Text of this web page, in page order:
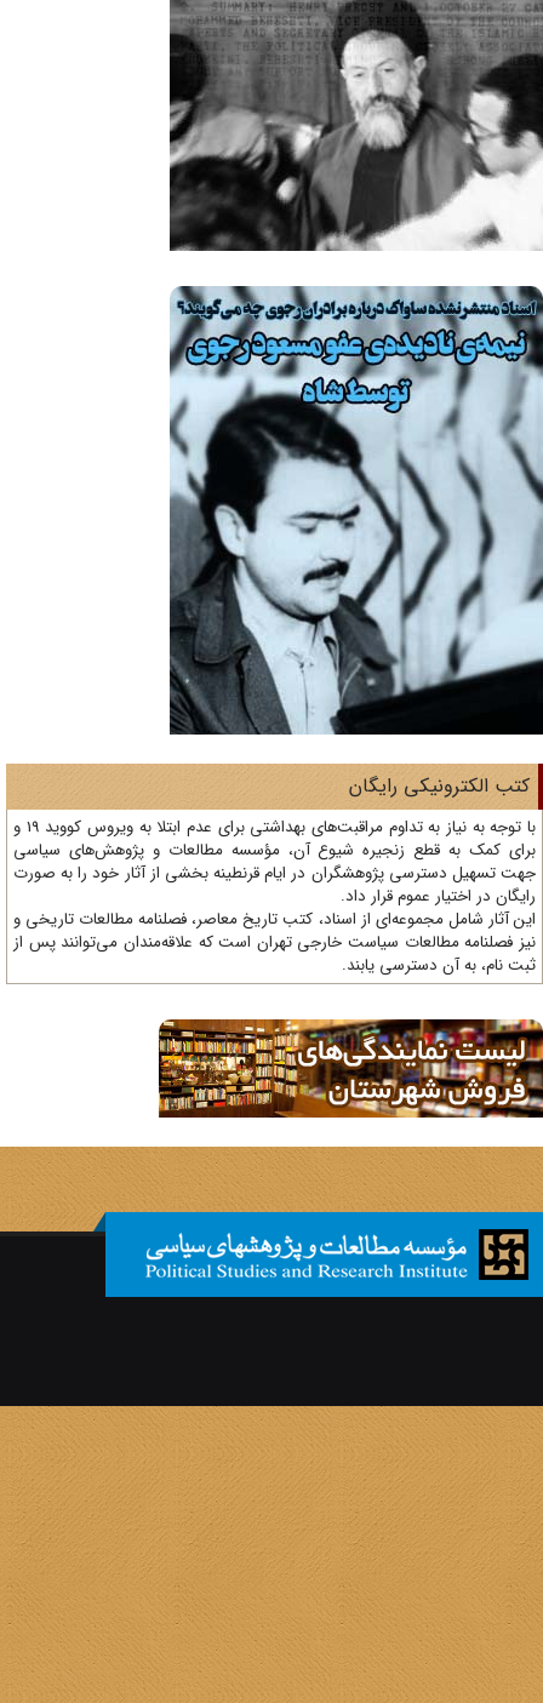
الکترونیکی رایگان
با توجه به نیاز به تداوم مراقبت‌های بهداشتی برای عدم ابتلا به ویروس کووید 19 و
کمک به قطع زنجیره شیوع آن، مؤسسه مطالعات و پژوهش‌های سیاسی
تسهیل دسترسی پژوهشگران در ایام قرنطینه بخشی از آثار خود را به صورت
در اختیار عموم قرار داد.
آثار شامل مجموعه‌ای از اسناد، کتب تاریخ معاصر، فصلنامه‌ مطالعات تاریخی و
فصلنامه مطالعات سیاست خارجی تهران است که علاقه‌مندان می‌توانند پس از
نام، به آن دسترسی یابند.